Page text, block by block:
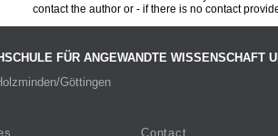
contact the author or - if there is no contact
FÜR ANGEWANDTE WISSENSCHAFT
Göttingen
Contact